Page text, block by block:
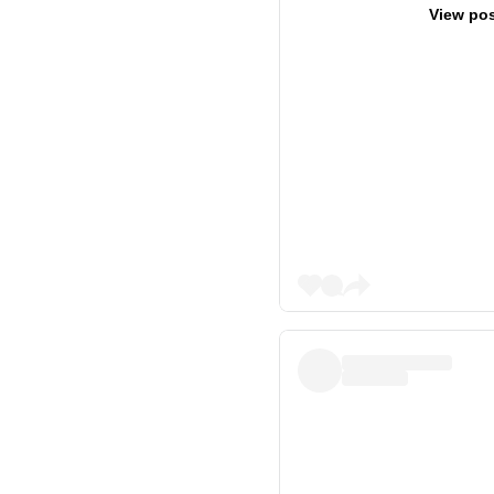
View